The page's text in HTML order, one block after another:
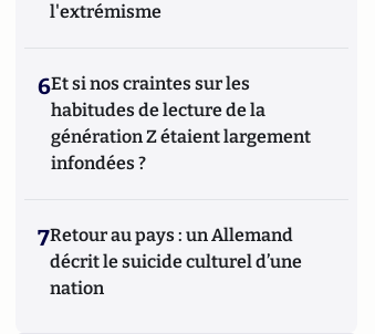
l'extrémisme
6Et si nos craintes sur les
habitudes de lecture de la
génération Z étaient largement
infondées ?
7Retour au pays : un Allemand
décrit le suicide culturel d’une
nation